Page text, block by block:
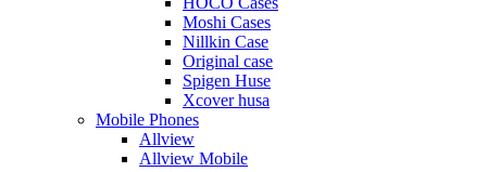
Moshi Cases
Nillkin Case
Original case
Spigen Huse
Xcover husa
Mobile Phones
Allview
Allview Mobile